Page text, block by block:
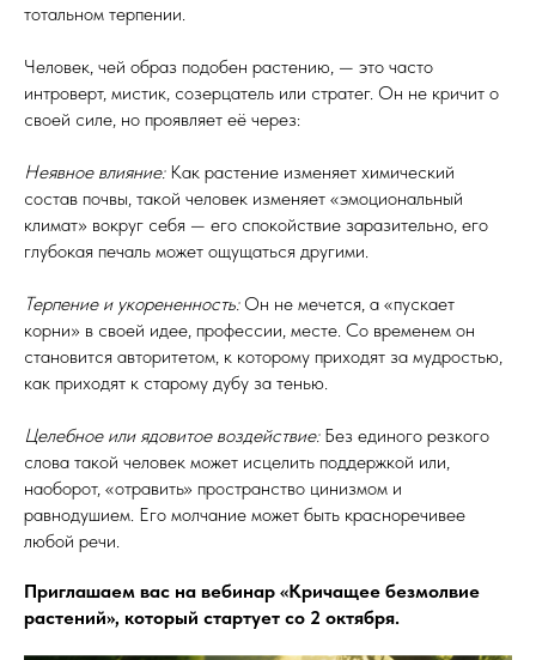
тотальном терпении.
Человек, чей образ подобен растению, — это часто
интроверт, мистик, созерцатель или стратег. Он не кричит о
своей силе, но проявляет её через:
Неявное влияние: Как растение изменяет химический
состав почвы, такой человек изменяет «эмоциональный
климат» вокруг себя — его спокойствие заразительно, его
глубокая печаль может ощущаться другими.
Терпение и укорененность:Он не мечется, а «пускает
корни» в своей идее, профессии, месте. Со временем он
становится авторитетом, к которому приходят за мудростью,
как приходят к старому дубу за тенью.
Целебное или ядовитое воздействие: Без единого резкого
слова такой человек может исцелить поддержкой или,
наоборот, «отравить» пространство цинизмом и
равнодушием. Его молчание может быть красноречивее
любой речи.
Приглашаем вас на вебинар «Кричащее безмолвие
растений», который стартует со 2 октября.